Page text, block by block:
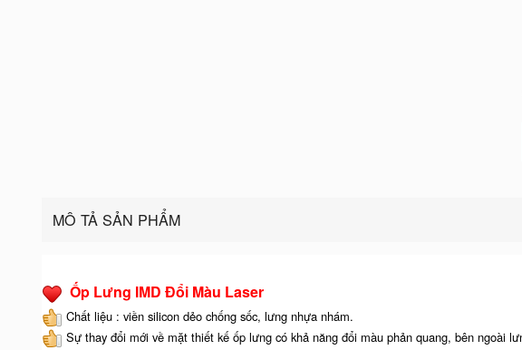
MÔ TẢ SẢN PHẨM
Ốp Lưng IMD Đổi Màu Laser
Chất liệu : viền silicon dẻo chống sốc, lưng nhựa nhám.
Sự thay đổi mới về mặt thiết kế ốp lưng có khả năng đổi màu phản quang, bên ngoài